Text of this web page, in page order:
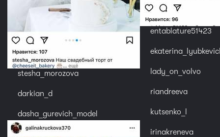
stesha_morozova
darkian_d
dasha_gurevich_model
entablature51423
lady_on_volvo
riandreeva
kutsenko_l
irinakreneva